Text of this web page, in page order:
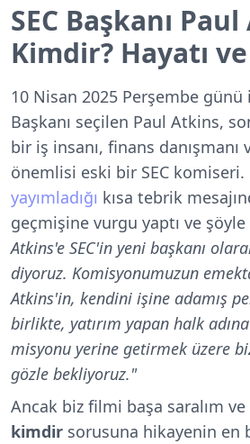
SEC Başkanı
Kimdir? Hayatı
10 Nisan 2025 Perşembe günü
Başkanı seçilen Paul Atkins,
bir iş insanı, finans danışmanı
önemlisi eski bir SEC komiseri.
yayımladığı kısa tebrik
geçmişine vurgu yaptı ve şöyle
Atkins'e SEC'in yeni başkanı
diyoruz. Komisyonumuzun
Atkins'in, kendini işine adamış
birlikte, yatırım yapan halk
misyonu yerine getirmek üzere
gözle bekliyoruz."
Ancak biz filmi başa saralım ve
kimdir sorusuna hikayenin en